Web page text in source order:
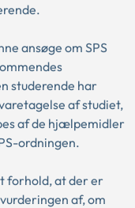
ansøge om SPS
studerende har
af studiet,
af de hjælpemidler
ordningen.
forhold, at der er
af, om